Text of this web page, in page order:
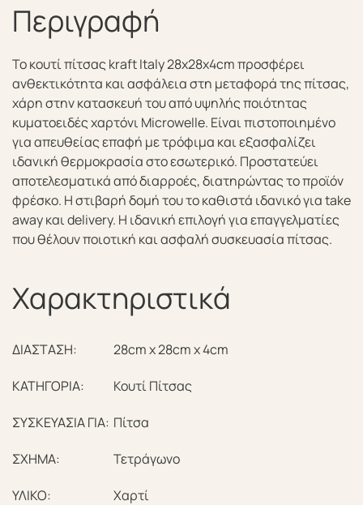
Περιγραφή
Το κουτί πίτσας kraft Italy 28x28x4cm προσφέρει
ανθεκτικότητα και ασφάλεια στη μεταφορά της πίτσας,
χάρη στην κατασκευή του από υψηλής ποιότητας
κυματοειδές χαρτόνι Microwelle. Είναι πιστοποιημένο
για απευθείας επαφή με τρόφιμα και εξασφαλίζει
ιδανική θερμοκρασία στο εσωτερικό. Προστατεύει
αποτελεσματικά από διαρροές, διατηρώντας το προϊόν
φρέσκο. Η στιβαρή δομή του το καθιστά ιδανικό για take
away και delivery. Η ιδανική επιλογή για επαγγελματίες
που θέλουν ποιοτική και ασφαλή συσκευασία πίτσας.
Χαρακτηριστικά
ΔΙΑΣΤΑΣΗ: 28cm x 28cm x 4cm
ΚΑΤΗΓΟΡΙΑ: Κουτί Πίτσας
ΣΥΣΚΕΥΑΣΙΑ ΓΙΑ: Πίτσα
ΣΧΗΜΑ: Τετράγωνο
ΥΛΙΚΟ: Χαρτί